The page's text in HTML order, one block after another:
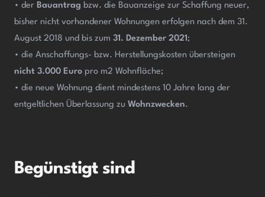
• der Bauantrag bzw. die Bauanzeige zur Schaffung neuer,
bisher nicht vorhandener Wohnungen erfolgen nach dem 31.
August 2018 und bis zum 31. Dezember 2021 ;
• die Anschaffungs- bzw. Herstellungskosten übersteigen
nicht 3.000 Euro pro m2 Wohnfläche;
• die neue Wohnung dient mindestens 10 Jahre lang der
entgeltlichen Überlassung zu Wohnzwecken.
Begünstigt sind